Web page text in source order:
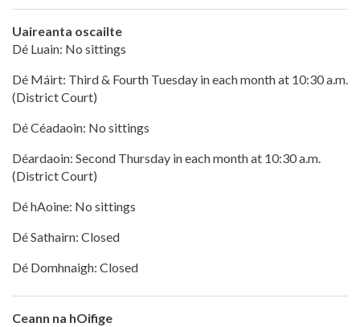
Uaireanta oscailte
Dé Luain: No sittings
Dé Máirt: Third & Fourth Tuesday in each month at 10:30 a.m.
(District Court)
Dé Céadaoin: No sittings
Déardaoin: Second Thursday in each month at 10:30 a.m.
(District Court)
Dé hAoine: No sittings
Dé Sathairn: Closed
Dé Domhnaigh: Closed
Ceann na hOifige